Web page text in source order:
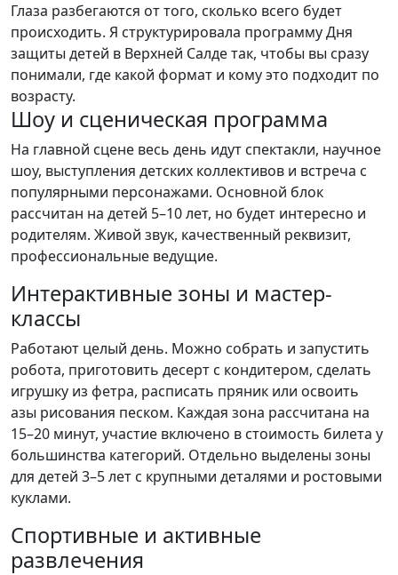
Глаза разбегаются от того, сколько всего будет
происходить. Я структурировала программу Дня
защиты детей в Верхней Салде так, чтобы вы сразу
понимали, где какой формат и кому это подходит по
возрасту.
Шоу и сценическая программа
На главной сцене весь день идут спектакли, научное
шоу, выступления детских коллективов и встреча с
популярными персонажами. Основной блок
рассчитан на детей 5–10 лет, но будет интересно и
родителям. Живой звук, качественный реквизит,
профессиональные ведущие.
Интерактивные зоны и мастер-
классы
Работают целый день. Можно собрать и запустить
робота, приготовить десерт с кондитером, сделать
игрушку из фетра, расписать пряник или освоить
азы рисования песком. Каждая зона рассчитана на
15–20 минут, участие включено в стоимость билета у
большинства категорий. Отдельно выделены зоны
для детей 3–5 лет с крупными деталями и ростовыми
куклами.
Спортивные и активные
развлечения